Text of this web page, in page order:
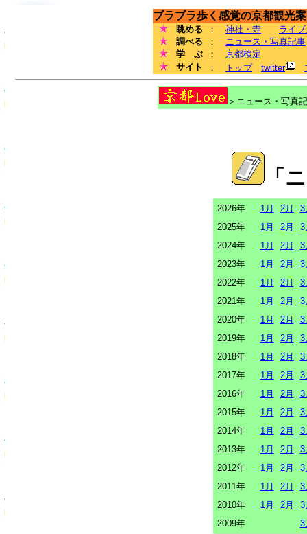
ブラブラ歩く感覚の京都観光
眺める ： 神社・寺
ライ
調べる
： ニュース・写真記事
学 ぶ
： 京都検定
サイト
： トップ twitter
＞ニュース・写真
「
2026年 1月 2月
3
2025年
1月 2月
3
2024年
1月 2月
3
2023年
1月 2月
3
2022年
1月 2月
3
2021年
1月 2月
3
2020年
1月 2月
3
2019年
1月 2月
3
2018年
1月 2月
3
2017年
1月 2月
3
2016年
1月 2月
3
2015年
1月 2月
3
2014年
1月 2月
3
2013年
1月 2月
3
2012年
1月 2月
3
2011年
1月 2月
3
2010年
1月 2月
3
2009年
3